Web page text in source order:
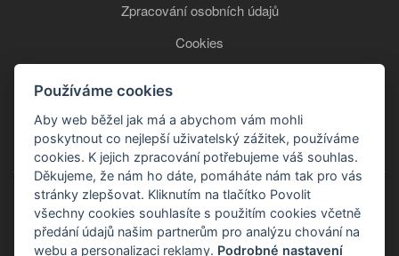
Zpracování osobních údajů
Cookies
+420 777 850 465
Používáme cookies
Aby web běžel jak má a abychom vám mohli
poskytnout co nejlepší uživatelský zážitek, používáme
cookies. K jejich zpracování potřebujeme váš souhlas.
Děkujeme, že nám ho dáte, pomáháte nám tak pro vás
stránky zlepšovat. Kliknutím na tlačítko Povolit
všechny cookies souhlasíte s použitím cookies včetně
předání údajů našim partnerům pro analýzu chování na
webu a personalizaci reklamy. Podrobné nastavení